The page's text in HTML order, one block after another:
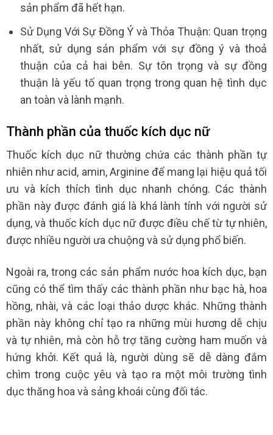
sản phẩm đã hết hạn.
Sử Dụng Với Sự Đồng Ý và Thỏa Thuận: Quan trọng
nhất, sử dụng sản phẩm với sự đồng ý và thoả
thuận của cả hai bên. Sự tôn trọng và sự đồng
thuận là yếu tố quan trọng trong quan hệ tình dục
an toàn và lành mạnh.
Thành phần của thuốc kích dục nữ
Thuốc kích dục nữ thường chứa các thành phần tự
nhiên như acid, amin, Arginine để mang lại hiệu quả tối
ưu và kích thích tình dục nhanh chóng. Các thành
phần này được đánh giá là khá lành tính với người sử
dụng, và thuốc kích dục nữ được điều chế từ tự nhiên,
được nhiều người ưa chuộng và sử dụng phổ biến.
Ngoài ra, trong các sản phẩm nước hoa kích dục, bạn
cũng có thể tìm thấy các thành phần như bạc hà, hoa
hồng, nhài, và các loại thảo dược khác. Những thành
phần này không chỉ tạo ra những mùi hương dễ chịu
và tự nhiên, mà còn hỗ trợ tăng cường ham muốn và
hứng khởi. Kết quả là, người dùng sẽ dễ dàng đắm
chìm trong cuộc yêu và tạo ra một môi trường tình
dục thăng hoa và sảng khoái cùng đối tác.